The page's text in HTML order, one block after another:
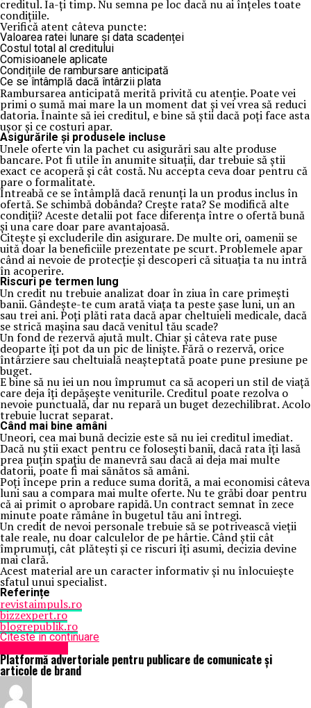
creditul. Ia-ți timp. Nu semna pe loc dacă nu ai înțeles toate
condițiile.
Verifică atent câteva puncte:
Valoarea ratei lunare și data scadenței
Costul total al creditului
Comisioanele aplicate
Condițiile de rambursare anticipată
Ce se întâmplă dacă întârzii plata
Rambursarea anticipată merită privită cu atenție. Poate vei
primi o sumă mai mare la un moment dat și vei vrea să reduci
datoria. Înainte să iei creditul, e bine să știi dacă poți face asta
ușor și ce costuri apar.
Asigurările și produsele incluse
Unele oferte vin la pachet cu asigurări sau alte produse
bancare. Pot fi utile în anumite situații, dar trebuie să știi
exact ce acoperă și cât costă. Nu accepta ceva doar pentru că
pare o formalitate.
Întreabă ce se întâmplă dacă renunți la un produs inclus în
ofertă. Se schimbă dobânda? Crește rata? Se modifică alte
condiții? Aceste detalii pot face diferența între o ofertă bună
și una care doar pare avantajoasă.
Citește și excluderile din asigurare. De multe ori, oamenii se
uită doar la beneficiile prezentate pe scurt. Problemele apar
când ai nevoie de protecție și descoperi că situația ta nu intră
în acoperire.
Riscuri pe termen lung
Un credit nu trebuie analizat doar în ziua în care primești
banii. Gândește-te cum arată viața ta peste șase luni, un an
sau trei ani. Poți plăti rata dacă apar cheltuieli medicale, dacă
se strică mașina sau dacă venitul tău scade?
Un fond de rezervă ajută mult. Chiar și câteva rate puse
deoparte îți pot da un pic de liniște. Fără o rezervă, orice
întârziere sau cheltuială neașteptată poate pune presiune pe
buget.
E bine să nu iei un nou împrumut ca să acoperi un stil de viață
care deja îți depășește veniturile. Creditul poate rezolva o
nevoie punctuală, dar nu repară un buget dezechilibrat. Acolo
trebuie lucrat separat.
Când mai bine amâni
Uneori, cea mai bună decizie este să nu iei creditul imediat.
Dacă nu știi exact pentru ce folosești banii, dacă rata îți lasă
prea puțin spațiu de manevră sau dacă ai deja mai multe
datorii, poate fi mai sănătos să amâni.
Poți începe prin a reduce suma dorită, a mai economisi câteva
luni sau a compara mai multe oferte. Nu te grăbi doar pentru
că ai primit o aprobare rapidă. Un contract semnat în zece
minute poate rămâne în bugetul tău ani întregi.
Un credit de nevoi personale trebuie să se potrivească vieții
tale reale, nu doar calculelor de pe hârtie. Când știi cât
împrumuți, cât plătești și ce riscuri îți asumi, decizia devine
mai clară.
Acest material are un caracter informativ și nu înlocuiește
sfatul unui specialist.
Referințe
revistaimpuls.ro
bizzexpert.ro
blogrepublik.ro
Citeste in continuare
Platformă advertoriale pentru publicare de comunicate și
articole de brand